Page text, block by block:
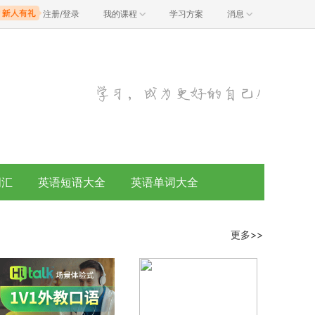
注册/登录 我的课程 学习方案 消息
英语短语大全 英语单词大全
更多>>